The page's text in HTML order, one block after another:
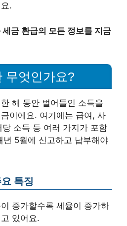
.
금 환급의 모든 정보를 지금
무엇인가요?
해 동안 벌어들인 소득을
이에요. 여기에는 급여, 사
소득 등 여러 가지가 포함
5월에 신고하고 납부해야
특징
증가할수록 세율이 증가하
있어요.